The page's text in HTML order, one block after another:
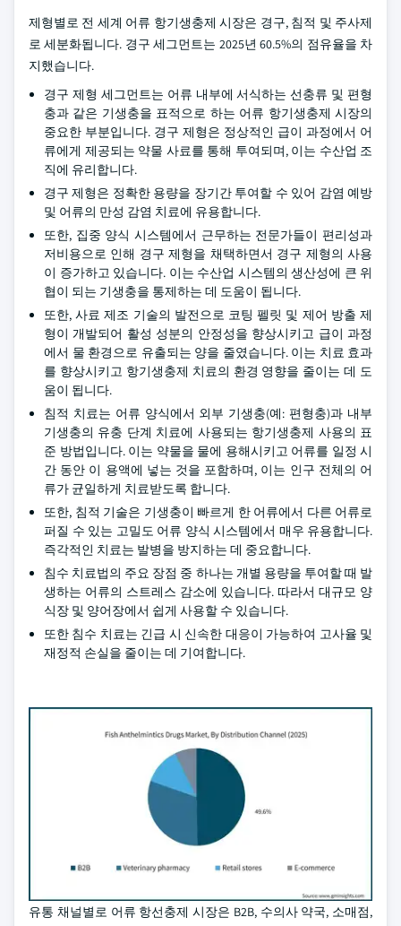
제형별로 전 세계 어류 항기생충제 시장은 경구, 침적 및 주사제
로 세분화됩니다. 경구 세그먼트는 2025년 60.5%의 점유율을 차
지했습니다.
경구 제형 세그먼트는 어류 내부에 서식하는 선충류 및 편형
충과 같은 기생충을 표적으로 하는 어류 항기생충제 시장의
중요한 부분입니다. 경구 제형은 정상적인 급이 과정에서 어
류에게 제공되는 약물 사료를 통해 투여되며, 이는 수산업 조
직에 유리합니다.
경구 제형은 정확한 용량을 장기간 투여할 수 있어 감염 예방
및 어류의 만성 감염 치료에 유용합니다.
또한, 집중 양식 시스템에서 근무하는 전문가들이 편리성과
저비용으로 인해 경구 제형을 채택하면서 경구 제형의 사용
이 증가하고 있습니다. 이는 수산업 시스템의 생산성에 큰 위
협이 되는 기생충을 통제하는 데 도움이 됩니다.
또한, 사료 제조 기술의 발전으로 코팅 펠릿 및 제어 방출 제
형이 개발되어 활성 성분의 안정성을 향상시키고 급이 과정
에서 물 환경으로 유출되는 양을 줄였습니다. 이는 치료 효과
를 향상시키고 항기생충제 치료의 환경 영향을 줄이는 데 도
움이 됩니다.
침적 치료는 어류 양식에서 외부 기생충(예: 편형충)과 내부
기생충의 유충 단계 치료에 사용되는 항기생충제 사용의 표
준 방법입니다. 이는 약물을 물에 용해시키고 어류를 일정 시
간 동안 이 용액에 넣는 것을 포함하며, 이는 인구 전체의 어
류가 균일하게 치료받도록 합니다.
또한, 침적 기술은 기생충이 빠르게 한 어류에서 다른 어류로
퍼질 수 있는 고밀도 어류 양식 시스템에서 매우 유용합니다.
즉각적인 치료는 발병을 방지하는 데 중요합니다.
침수 치료법의 주요 장점 중 하나는 개별 용량을 투여할 때 발
생하는 어류의 스트레스 감소에 있습니다. 따라서 대규모 양
식장 및 양어장에서 쉽게 사용할 수 있습니다.
또한 침수 치료는 긴급 시 신속한 대응이 가능하여 고사율 및
재정적 손실을 줄이는 데 기여합니다.
유통 채널별로 어류 항선충제 시장은 B2B, 수의사 약국, 소매점,